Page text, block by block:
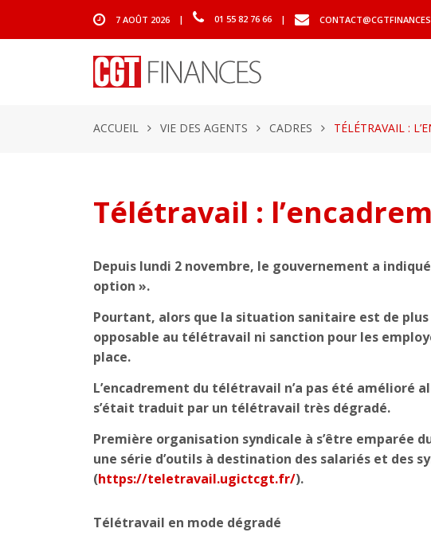
7 AOÛT 2026 | 01 55 82 76 66 |
ACCUEIL VIE DES AGENTS CADRES TÉLÉTRAVAIL :
Télétravail :
Depuis lundi 2 novembre, le gouvernement a
option ».
Pourtant, alors que la situation sanitaire est de
opposable au télétravail ni sanction pour les
place.
L’encadrement du télétravail n’a pas été amélioré
s’était traduit par un télétravail très dégradé.
Première organisation syndicale à s’être emparée
une série d’outils à destination des salariés et des
(https://teletravail.ugictcgt.fr/).
Télétravail en mode dégradé